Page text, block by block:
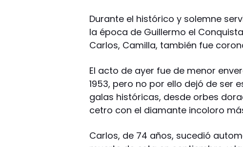
Durante el histórico y solemne
la época de Guillermo el
Carlos, Camilla, también fue
El acto de ayer fue de menor
1953, pero no por ello dejó de ser
galas históricas, desde orbes
cetro con el diamante incoloro
Carlos, de 74 años, sucedió